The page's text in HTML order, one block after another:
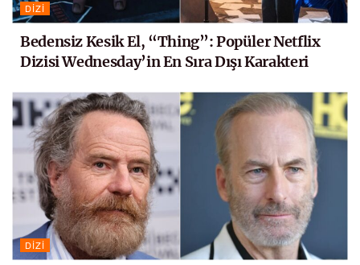
DIZI
Bedensiz Kesik El, “Thing”: Popüler Netflix
Dizisi Wednesday’in En Sıra Dışı Karakteri
DIZI